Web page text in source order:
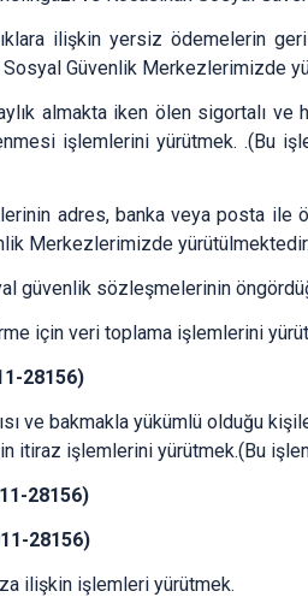
ilişkin yersiz ödemelerin
Güvenlik Merkezlerimizde
almakta iken ölen sigortalı ve
işlemlerini yürütmek.
adres, banka veya posta
Merkezlerimizde
güvenlik sözleşmelerinin
için veri toplama işlemlerini
28156)
ve bakmakla yükümlü olduğu
itiraz işlemlerini yürütmek.(Bu
28156)
28156)
ilişkin işlemleri yürütmek.